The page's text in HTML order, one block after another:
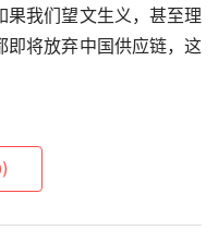
果我们望文生义，甚至理
即将放弃中国供应链，这